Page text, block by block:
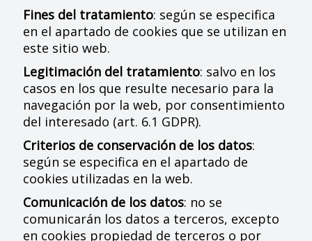
Fines del tratamiento: según se especifica
en el apartado de cookies que se utilizan en
este sitio web.
Legitimación del tratamiento: salvo en los
casos en los que resulte necesario para la
navegación por la web, por consentimiento
del interesado (art. 6.1 GDPR).
Criterios de conservación de los datos:
según se especifica en el apartado de
cookies utilizadas en la web.
Comunicación de los datos: no se
comunicarán los datos a terceros, excepto
en cookies propiedad de terceros o por